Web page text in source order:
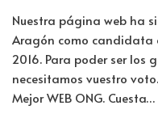
Nuestra página web ha
Aragón como candidata
2016. Para poder ser los
necesitamos vuestro
Mejor WEB ONG. Cuesta…